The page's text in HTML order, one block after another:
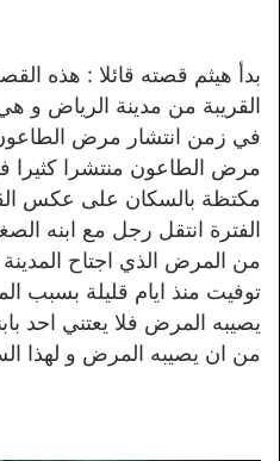
بدأ هيثم قصته قائلا : هذه
القريبة من مدينة الرياض و
في زمن انتشار مرض
مرض الطاعون منتشرا كثيرا
مكتظة بالسكان على عكس
الفترة انتقل رجل مع ابنه
من المرض الذي اجتاح
توفيت منذ ايام قليلة بسبب
يصيبه المرض فلا يعتني احد
من ان يصيبه المرض و لهذا